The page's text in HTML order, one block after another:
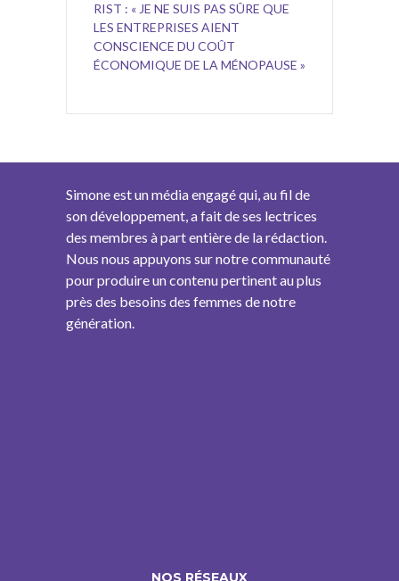
RIST : « JE NE SUIS PAS SÛRE QUE
LES ENTREPRISES AIENT
CONSCIENCE DU COÛT
ÉCONOMIQUE DE LA MÉNOPAUSE »
Simone est un média engagé qui, au fil de
son développement, a fait de ses lectrices
des membres à part entière de la rédaction.
Nous nous appuyons sur notre communauté
pour produire un contenu pertinent au plus
près des besoins des femmes de notre
génération.
NOS RÉSEAUX